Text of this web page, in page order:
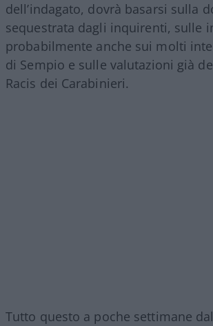
dell’indagato, dovrà basarsi sulla
sequestrata dagli inquirenti, sulle
probabilmente anche sui molti
di Sempio e sulle valutazioni già
Racis dei Carabinieri.
Tutto questo a poche settimane